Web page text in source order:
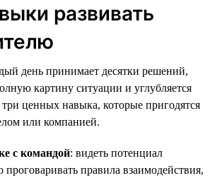
развивать
день принимает десятки решений,
картину ситуации и углубляется
ценных навыка, которые пригодятся
или компанией.
с командой: видеть потенциал
проговаривать правила взаимодействия,